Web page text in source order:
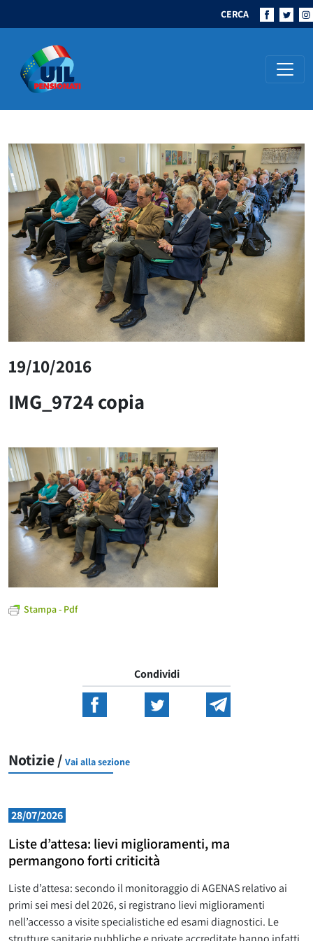
CERCA
Navigazione principale
19/10/2016
IMG_9724 copia
Stampa - Pdf
Condividi
Notizie / Vai alla sezione
28/07/2026
Liste d’attesa: lievi miglioramenti, ma
permangono forti criticità
Liste d’attesa: secondo il monitoraggio di AGENAS relativo ai
primi sei mesi del 2026, si registrano lievi miglioramenti
nell’accesso a visite specialistiche ed esami diagnostici. Le